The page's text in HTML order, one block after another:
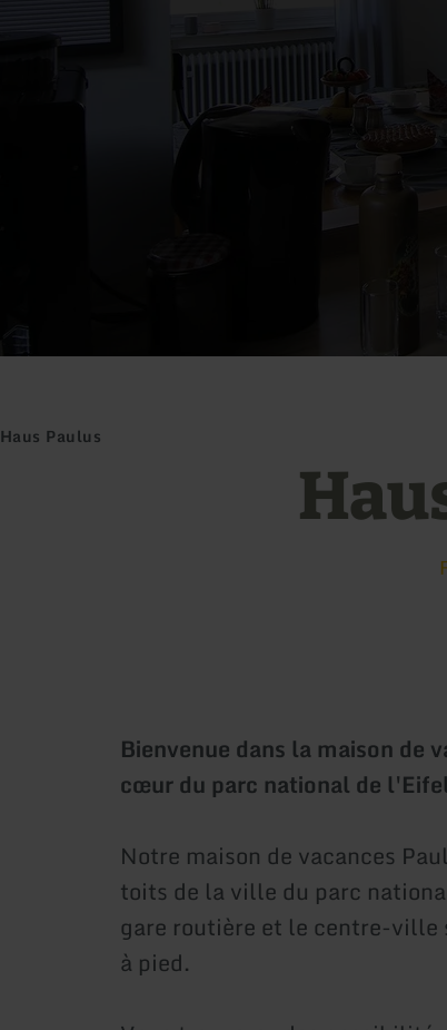
Haus Paulus
Bienvenue dans la maison de
cœur du parc national de
Notre maison de vacances
toits de la ville du parc
gare routière et le centre-ville
à pied.